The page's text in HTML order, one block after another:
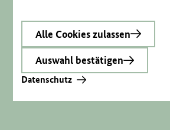
Alle Cookies zulassen
Auswahl bestätigen
Datenschutz